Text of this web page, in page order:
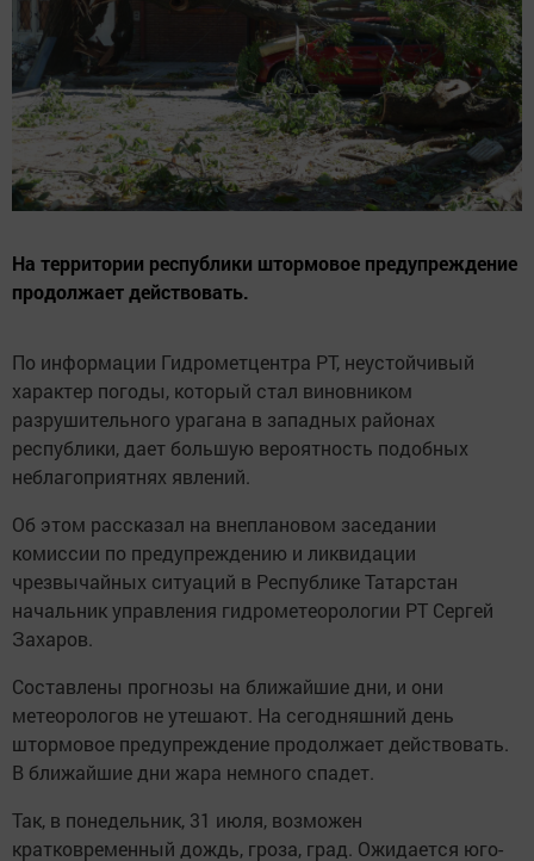
На территории республики штормовое предупреждение
продолжает действовать.
По информации Гидрометцентра РТ, неустойчивый
характер погоды, который стал виновником
разрушительного урагана в западных районах
республики, дает большую вероятность подобных
неблагоприятнях явлений.
Об этом рассказал на внеплановом заседании
комиссии по предупреждению и ликвидации
чрезвычайных ситуаций в Республике Татарстан
начальник управления гидрометеорологии РТ Сергей
Захаров.
Составлены прогнозы на ближайшие дни, и они
метеорологов не утешают. На сегодняшний день
штормовое предупреждение продолжает действовать.
В ближайшие дни жара немного спадет.
Так, в понедельник, 31 июля, возможен
кратковременный дождь, гроза, град. Ожидается юго-